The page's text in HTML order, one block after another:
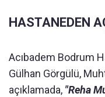
HASTANEDEN
Acıbadem Bodrum
Gülhan Görgülü,
açıklamada, "Reha